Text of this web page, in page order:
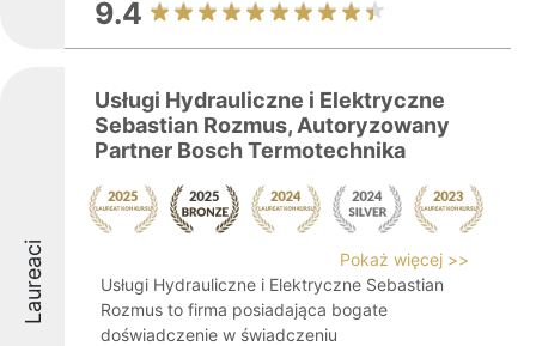
9.4
Laureaci
Usługi Hydrauliczne i Elektryczne
Sebastian Rozmus, Autoryzowany
Partner Bosch Termotechnika
Pokaż więcej >>
Usługi Hydrauliczne i Elektryczne Sebastian
Rozmus to firma posiadająca bogate
doświadczenie w świadczeniu